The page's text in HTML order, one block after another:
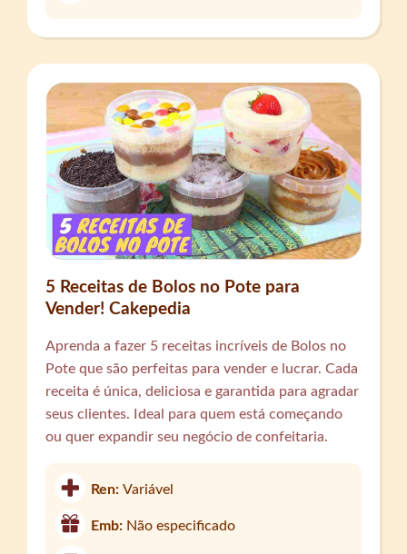
5 Receitas de Bolos no Pote para
Vender! Cakepedia
Aprenda a fazer 5 receitas incríveis de Bolos no
Pote que são perfeitas para vender e lucrar. Cada
receita é única, deliciosa e garantida para agradar
seus clientes. Ideal para quem está começando
ou quer expandir seu negócio de confeitaria.
Ren:Variável
Emb: Não especificado